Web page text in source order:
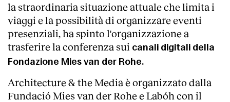
la straordinaria situazione attuale che limita i
viaggi e la possibilità di organizzare eventi
presenziali, ha spinto l'organizzazione a
trasferire la conferenza sui canali digitali della
Fondazione Mies van der Rohe.
Architecture & the Media è organizzato dalla
Fundació Mies van der Rohe e Labóh con il